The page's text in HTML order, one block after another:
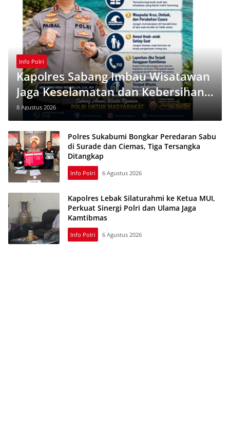
Info Polri
Kapolres Sabang Imbau Wisatawan
Jaga Keselamatan dan Kebersihan,
Nomor 110 Siaga 24 Jam
8 Agustus 2026
Polres Sukabumi Bongkar Peredaran Sabu
di Surade dan Ciemas, Tiga Tersangka
Ditangkap
Info Polri 6 Agustus 2026
Kapolres Lebak Silaturahmi ke Ketua MUI,
Perkuat Sinergi Polri dan Ulama Jaga
Kamtibmas
Info Polri 6 Agustus 2026